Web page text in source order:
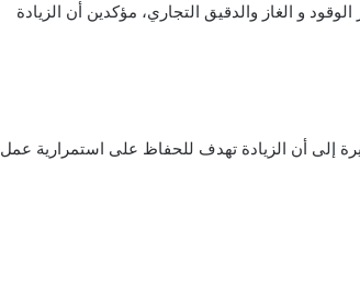
و الغاز والدقيق التجاري، مؤكدين أن الزيادة
إلى أن الزيادة تهدف للحفاظ على استمرارية عمل